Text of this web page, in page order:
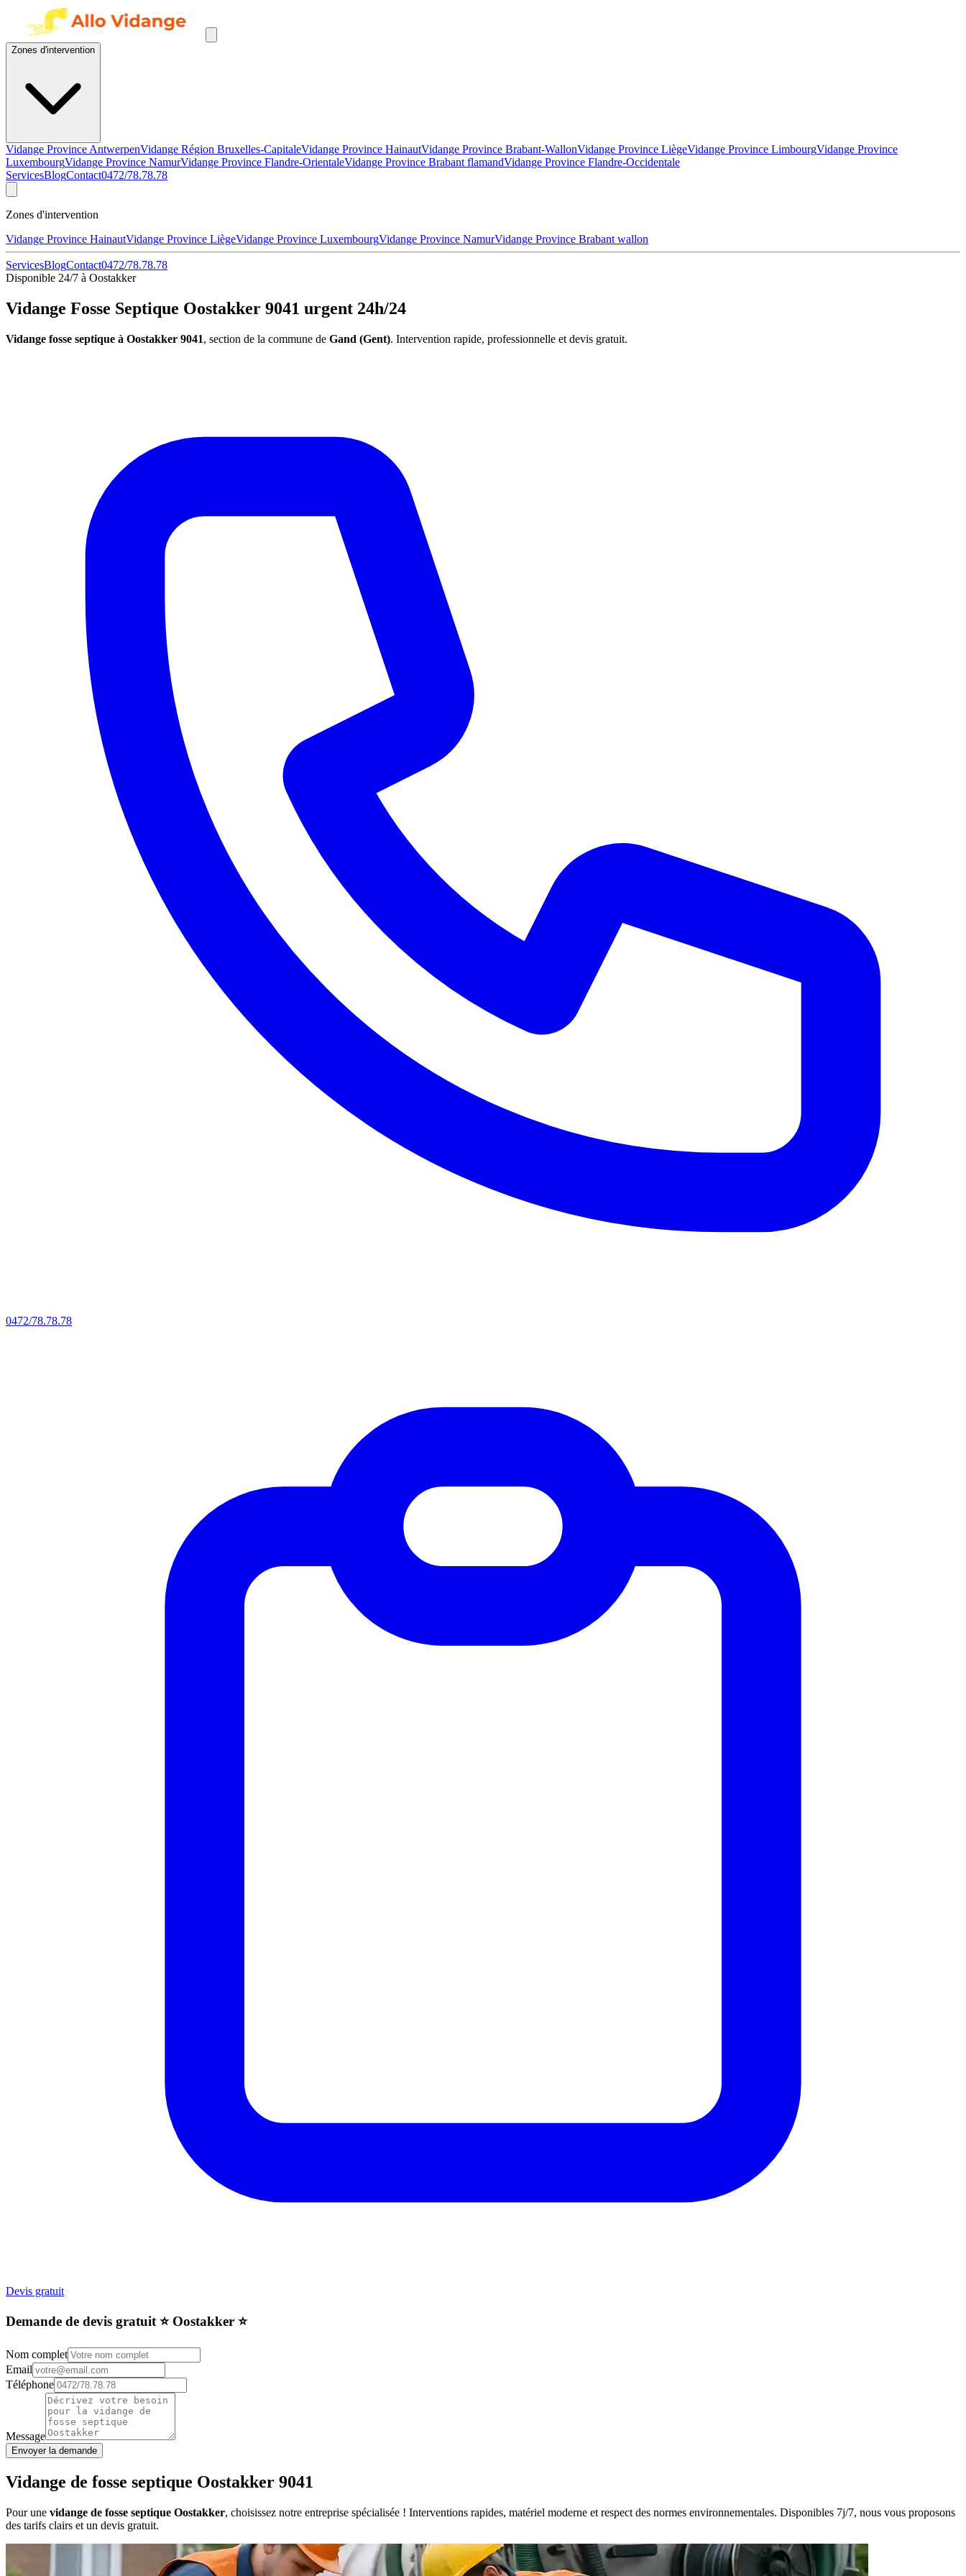
Zones d'intervention
Vidange Province AntwerpenVidange Région Bruxelles-CapitaleVidange Province HainautVidange Province Brabant-WallonVidange Province LiègeVidange Province LimbourgVidange Province
LuxembourgVidange Province NamurVidange Province Flandre-OrientaleVidange Province Brabant flamandVidange Province Flandre-Occidentale
ServicesBlogContact0472/78.78.78
Zones d'intervention
Vidange Province HainautVidange Province LiègeVidange Province LuxembourgVidange Province NamurVidange Province Brabant wallon
ServicesBlogContact0472/78.78.78
Disponible 24/7 à Oostakker
Vidange Fosse Septique Oostakker 9041 urgent 24h/24
Vidange fosse septique à Oostakker 9041, section de la commune de Gand (Gent). Intervention rapide, professionnelle et devis gratuit.
0472/78.78.78
Devis gratuit
Demande de devis gratuit ⭐️ Oostakker ⭐️
Nom complet
Email
Téléphone
Message
Envoyer la demande
Vidange de fosse septique Oostakker 9041
Pour une vidange de fosse septique Oostakker, choisissez notre entreprise spécialisée ! Interventions rapides, matériel moderne et respect des normes environnementales. Disponibles 7j/7, nous vous proposons
des tarifs clairs et un devis gratuit.